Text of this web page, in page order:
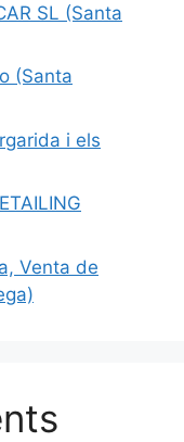
SL (Santa
(Santa
i els
Venta de